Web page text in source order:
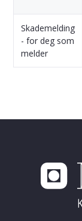
Skademelding
- for deg som
melder